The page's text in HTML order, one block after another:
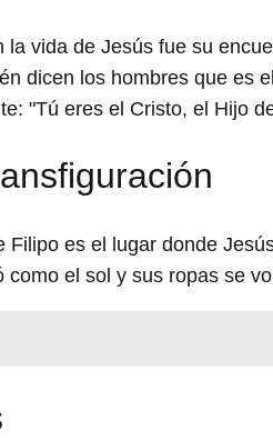
vida de Jesús fue su
dicen los hombres que es
"Tú eres el Cristo, el Hijo
es el lugar donde
el sol y sus ropas se